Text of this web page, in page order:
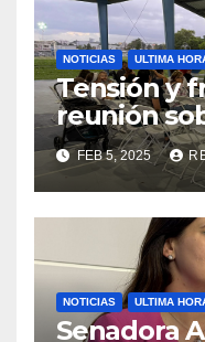
NOTICIAS ULTIMA
Tensión y
reunión
Reparto
FEB 5, 2025
NOTICIAS ULTIMA
Senadora